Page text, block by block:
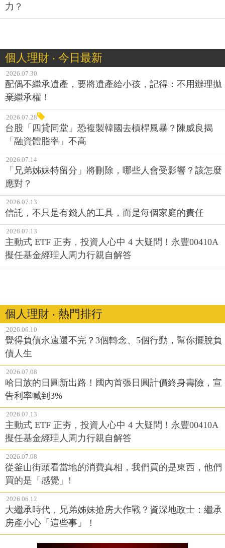
力？
個人理財 ‧ 今日最新
2026.07.30
配偶不繼承遺產，要將遺產給小孩，記得：不用辦理拋
棄繼承權！
2026.07.28
台股「四貸同堂」恐複製韓國去槓桿風暴？陳威良揭
「融資體脂率」不高
2026.07.14
「兄弟姊妹特留分」將刪除，哪些人會受影響？該怎麼
應對？
2026.07.13
信託，不只是有錢人的工具，而是每個家庭的責任
2026.07.13
主動式 ETF 正夯，投資人心中 4 大疑問！永豐00410A
擬任基金經理人周力行親自解答
個人理財 ‧ 熱門排行
2026.06.10
覺得負債永遠還不完？3個轉念、5個行動，幫你擺脫負
債人生
2026.07.08
哈日族的日圓新出路！國內首張日圓計價終身壽險，宣
告利率喊到3%
2026.07.13
主動式 ETF 正夯，投資人心中 4 大疑問！永豐00410A
擬任基金經理人周力行親自解答
2026.07.08
從釜山街頭看當地的消費真相，我們買的是東西，他們
買的是「感覺」!
2026.06.12
大繼承時代，兄弟姊妹搶房大作戰？資深地政士：繼承
房產小心「這些事」！